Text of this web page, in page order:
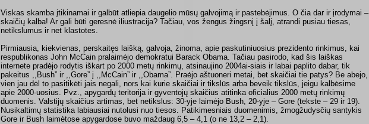
Viskas skamba įtikinamai ir galbūt atliepia daugelio mūsų galvojimą ir pastebėjimus. O čia dar ir įrodymai –
skaičių kalba! Ar gali būti geresnė iliustracija? Tačiau, vos žengus žingsnį į šalį, atrandi pusiau tiesas,
netikslumus ir net klastotes.
Pirmiausia, kiekvienas, perskaitęs laišką, galvoja, žinoma, apie paskutiniuosius prezidento rinkimus, kai
respublikonas John McCain pralaimėjo demokratui Barack Obama. Tačiau pasirodo, kad šis laiškas
internete pradėjo rodytis iškart po 2000 metų rinkimų, atsinaujino 2004ai-siais ir labai paplito dabar, tik
pakeitus ,,Bush” ir ,,Gore” į ,,McCain” ir ,,Obama”. Praėjo aštuoneri metai, bet skaičiai tie patys? Be abejo,
vien jau dėl to pasitikėti jais negali, nors kai kurie skaičiai ir tikslūs arba beveik tikslūs, jeigu kalbėsime
apie 2000-uosius. Pvz., apygardų teritorija ir gyventojų skaičius atitinka oficialius 2000 metų rinkimų
duomenis. Valstijų skaičius artimas, bet netikslus: 30-yje laimėjo Bush, 20-yje – Gore (tekste – 29 ir 19).
Nusikaltimų statistika labiausiai nutolusi nuo tiesos. Patikimesniais duomenimis, žmogžudysčių santykis
Gore ir Bush laimėtose apygardose buvo maždaug 6,5 – 4,1 (o ne 13,2 – 2,1).